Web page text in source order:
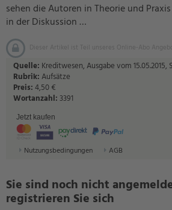
sehen die Autoren in Theorie und
in der Diskussion …
Dieser Artikel ist Teil unseres Online-Abo
Quelle: Kreditwesen, Ausgabe vom 15.05.2015,
Rubrik:Aufsätze
Preis:4,50 €
Wortanzahl:3391
Jetzt kaufen
Nutzungsbedingungen AGB
Sie sind noch nicht
registrieren Sie sich